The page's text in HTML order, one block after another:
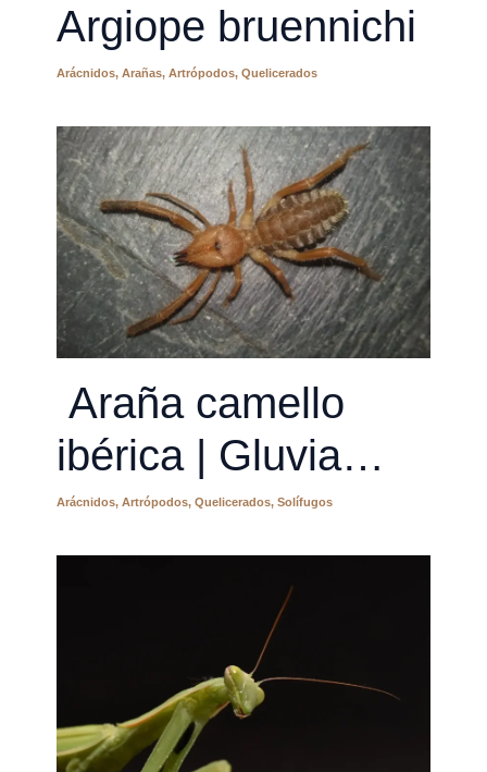
Argiope bruennichi
Arácnidos, Arañas, Artrópodos, Quelicerados
Araña camello
ibérica | Gluvia
dorsalis
Arácnidos, Artrópodos, Quelicerados, Solífugos